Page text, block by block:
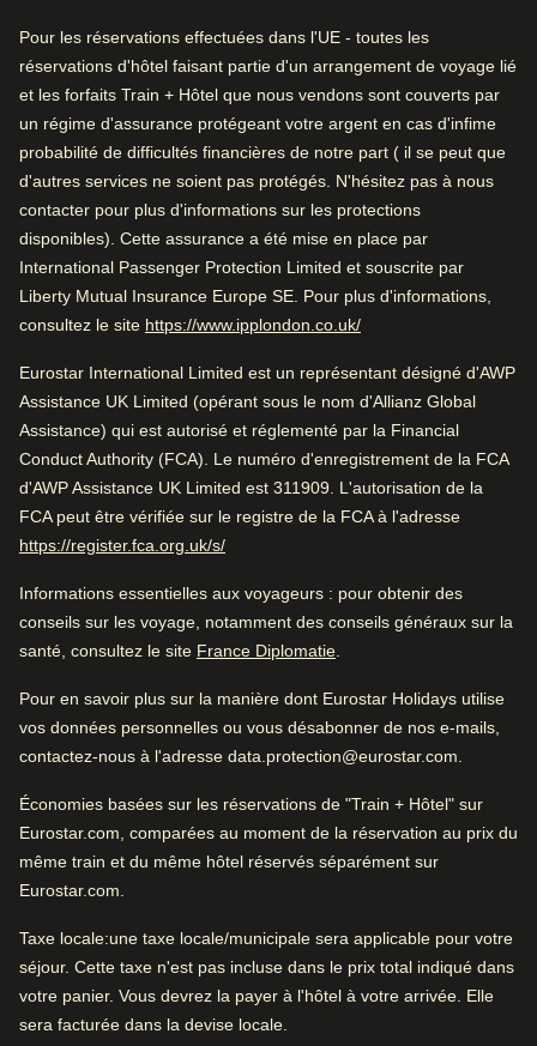
Arrive à Amsterdam
2.5 km de Amsterdam CS
Pendant que vous êtes à Amsterdam
0.4 km de Van Gogh Museum
Vérifier la disponibilité et réserver
Trouvez une chambre
Très bien
1316 commentaires vérifiés
Voir les commentaires
Bon à savoir
Lits confortables
Très bon hôtel romantique. Parfait pour le tourisme et
proche du centre-ville. Très belle chambre.
Aménagements hôteliers
Réception ouverte 24 h/24
Arrive à Amsterdam
2.5 km de Amsterdam CS
Pendant que vous êtes à Amsterdam
0.4 km de Van Gogh Museum
Chambres spacieuses
Noté par
Couple– 57 %
Seul·e– 24%
Professionnel– 1%
Noté 4.3/5 basé sur les commentaires de tous
les voyageurs
Très bon hôtel romantique. Parfait pour le tourisme et
proche du centre-ville. Très belle chambre.
Excellent hôtel luxueux
Excellent hôtel romantique
L'essentiel
Site
Avis des utilisatrices et utilisateurs, 4.9 sur 5
Très bien situé
Positif
Pour les réservations effectuées dans l'UE - toutes les
réservations d'hôtel faisant partie d'un arrangement de voyage lié
et les forfaits Train + Hôtel que nous vendons sont couverts par
un régime d'assurance protégeant votre argent en cas d'infime
probabilité de difficultés financières de notre part ( il se peut que
d'autres services ne soient pas protégés. N'hésitez pas à nous
contacter pour plus d'informations sur les protections
disponibles). Cette assurance a été mise en place par
International Passenger Protection Limited et souscrite par
Liberty Mutual Insurance Europe SE. Pour plus d'informations,
consultez le site https://www.ipplondon.co.uk/(
Eurostar International Limited est un représentant désigné d'AWP
Assistance UK Limited (opérant sous le nom d'Allianz Global
Assistance) qui est autorisé et réglementé par la Financial
Conduct Authority (FCA). Le numéro d'enregistrement de la FCA
d'AWP Assistance UK Limited est 311909. L'autorisation de la
FCA peut être vérifiée sur le registre de la FCA à l'adresse
https://register.fca.org.uk/s/(
Informations essentielles aux voyageurs : pour obtenir des
conseils sur les voyage, notamment des conseils généraux sur la
santé, consultez le site France Diplomatie(
Pour en savoir plus sur la manière dont Eurostar Holidays utilise
vos données personnelles ou vous désabonner de nos e-mails,
contactez-nous à l'adresse data.protection@eurostar.com.
Économies basées sur les réservations de "Train + Hôtel" sur
Eurostar.com, comparées au moment de la réservation au prix du
même train et du même hôtel réservés séparément sur
Eurostar.com.
Taxe locale:une taxe locale/municipale sera applicable pour votre
séjour. Cette taxe n'est pas incluse dans le prix total indiqué dans
votre panier. Vous devrez la payer à l'hôtel à votre arrivée. Elle
sera facturée dans la devise locale.